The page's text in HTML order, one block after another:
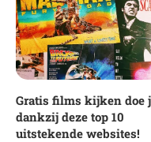
Gratis films kijken doe
dankzij deze top 10
uitstekende websites!